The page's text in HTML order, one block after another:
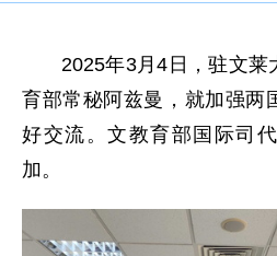
2025年3月4日，驻文莱
育部常秘阿兹曼，就加强两
好交流。文教育部国际司
加。